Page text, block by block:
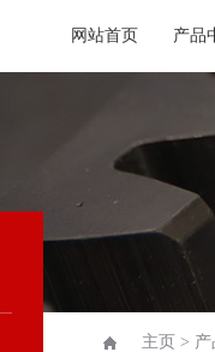
网站首页 产品
主页 >